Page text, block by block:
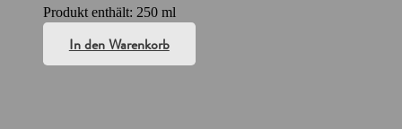
Produkt enthält: 250 ml
In den Warenkorb